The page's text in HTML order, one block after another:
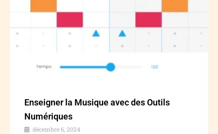
Enseigner la Musique avec des Outils
Numériques
décembre 6, 2024